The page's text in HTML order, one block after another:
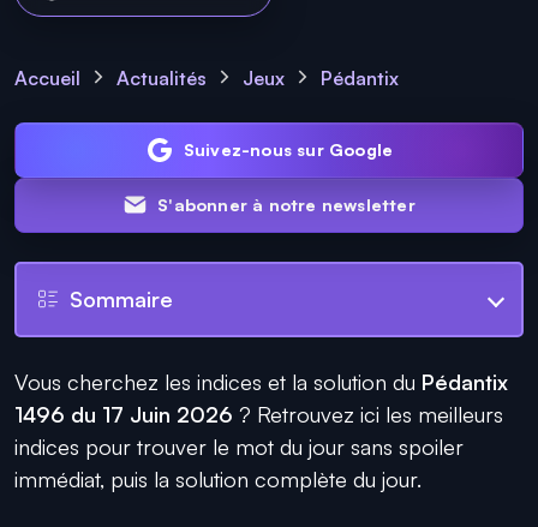
Accueil Actualités Jeux Pédantix
Suivez-nous sur Google
S'abonner à notre newsletter
Sommaire
Vous cherchez les indices et la solution du Pédantix
1496 du 17 Juin 2026 ? Retrouvez ici les meilleurs
indices pour trouver le mot du jour sans spoiler
immédiat, puis la solution complète du jour.